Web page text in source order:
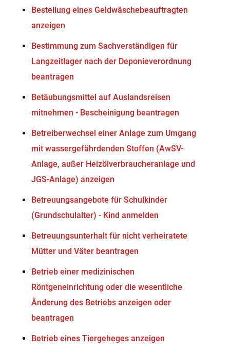
Bestellung eines Geldwäschebeauftragten
anzeigen
Bestimmung zum Sachverständigen für
Langzeitlager nach der Deponieverordnung
beantragen
Betäubungsmittel auf Auslandsreisen
mitnehmen - Bescheinigung beantragen
Betreiberwechsel einer Anlage zum Umgang
mit wassergefährdenden Stoffen (AwSV-
Anlage, außer Heizölverbraucheranlage und
JGS-Anlage) anzeigen
Betreuungsangebote für Schulkinder
(Grundschulalter) - Kind anmelden
Betreuungsunterhalt für nicht verheiratete
Mütter und Väter beantragen
Betrieb einer medizinischen
Röntgeneinrichtung oder die wesentliche
Änderung des Betriebs anzeigen oder
beantragen
Betrieb eines Tiergeheges anzeigen